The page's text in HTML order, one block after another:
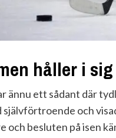
håller i sig
ännu ett sådant där
självförtroende och
och besluten på isen